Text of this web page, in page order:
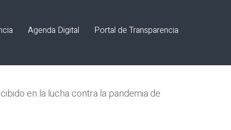
Agenda Digital Portal de Transparencia
en la lucha contra la pandemia de